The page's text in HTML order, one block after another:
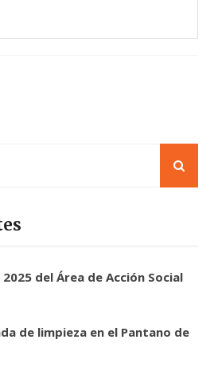
del Área de Acción Social
de limpieza en el Pantano de